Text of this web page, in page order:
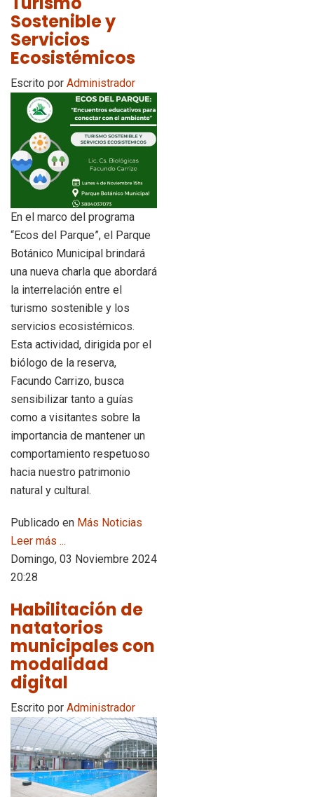
Sostenible y
Servicios
Ecosistémicos
Escrito por Administrador
En el marco del programa
“Ecos del Parque”, el Parque
Botánico Municipal brindará
una nueva charla que abordará
la interrelación entre el
turismo sostenible y los
servicios ecosistémicos.
Esta actividad, dirigida por el
biólogo de la reserva,
Facundo Carrizo, busca
sensibilizar tanto a guías
como a visitantes sobre la
importancia de mantener un
comportamiento respetuoso
hacia nuestro patrimonio
natural y cultural.
Publicado en Más Noticias
Leer más ...
Domingo, 03 Noviembre 2024
20:28
Habilitación de
natatorios
municipales con
modalidad
digital
Escrito por Administrador